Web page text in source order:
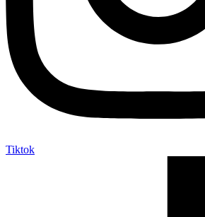
Tiktok